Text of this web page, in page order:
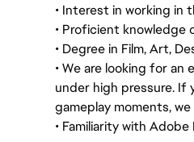
• Interest in working in
• Proficient knowledge
• Degree in Film, Art,
• We are looking for
under high pressure. If
gameplay moments,
• Familiarity with Adobe